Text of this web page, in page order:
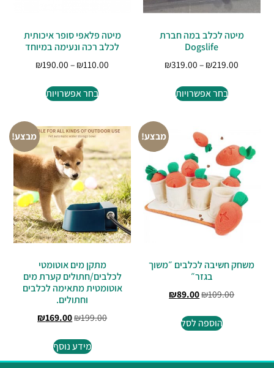
מיטה לכלב במה חברת
Dogslife
₪219.00
–
₪319.00
בחר אפשרויות
מיטה פלאפי סופר איכותית
לכלב רכה ונעימה במיוחד
₪110.00
–
₪190.00
בחר אפשרויות
מבצע!
משחק חשיבה לכלבים ״משוך
בגזר״
₪109.00
₪89.00
הוספה לסל
מבצע!
מתקן מים אוטומטי
לכלבים/חתולים קערת מים
אוטומטית מתאימה לכלבים
וחתולים.
₪199.00
₪169.00
מידע נוסף